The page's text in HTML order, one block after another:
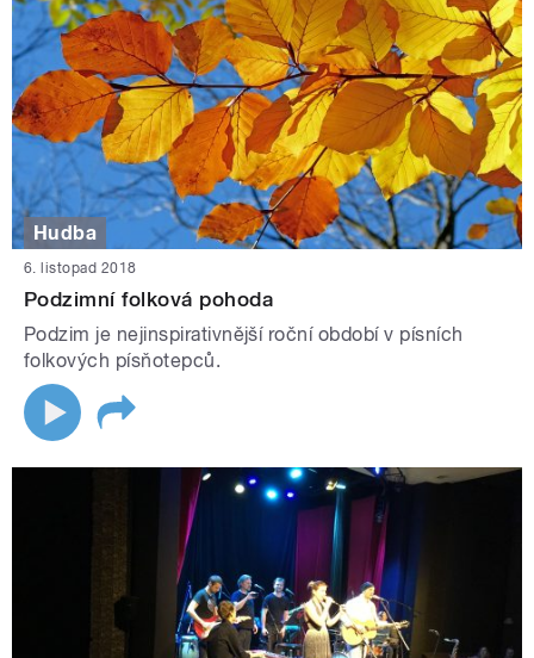
Hudba
6. listopad 2018
Podzimní folková pohoda
Podzim je nejinspirativnější roční období v písních
folkových písňotepců.